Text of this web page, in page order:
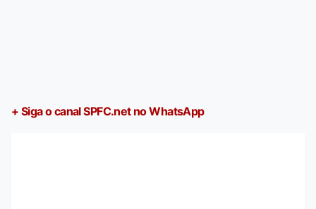
+ Siga o canal SPFC.net no WhatsApp